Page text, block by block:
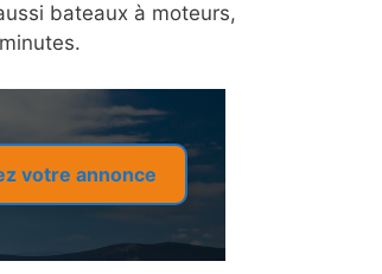
bateaux à moteurs,
votre annonce